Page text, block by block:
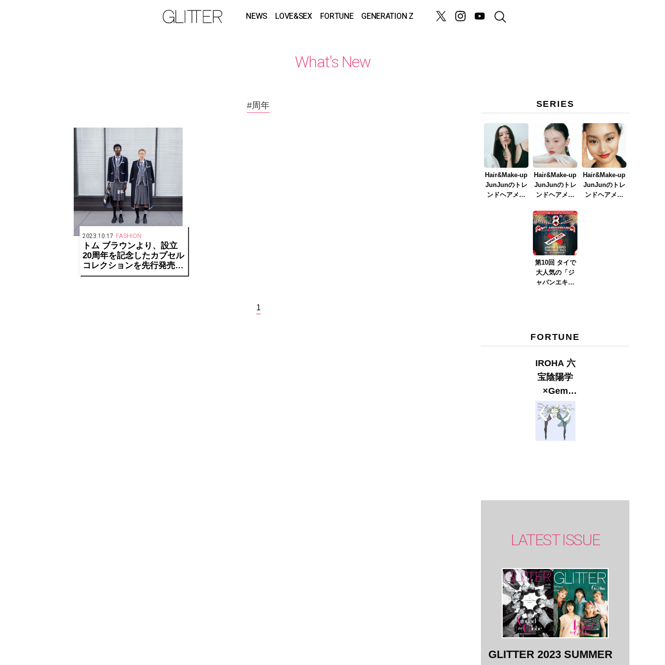
NEWS LOVE&SEX FORTUNE GENERATION Z
What's New
#周年
2023.10.17 FASHION
トム ブラウンより、設立
20周年を記念したカプセル
コレクションを先行発売！
伊勢丹にてポップアップス
1
SERIES
Hair&Make-up
JunJunのトレ
ンドヘアメイ
Hair&Make-up
JunJunのトレ
ンドヘアメイ
イク
ver.2023』
Hair&Make-up
JunJunのトレ
ンドヘアメイ
第10回 タイで
大人気の「ジ
ャパンエキス
FORTUNE
IROHA 六
宝陰陽学
×Gem
Muse
【GLITTER
2023
LATEST ISSUE
GLITTER 2023 SUMMER